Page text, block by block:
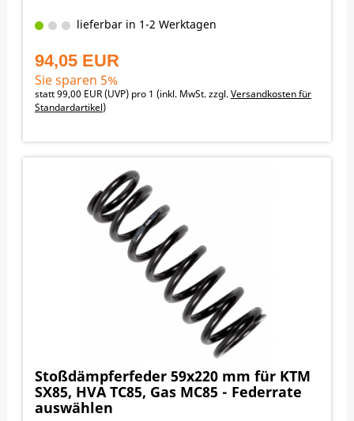
lieferbar in 1-2 Werktagen
94,05 EUR
Sie sparen 5%
statt99,00 EUR(UVP) pro 1 (inkl. MwSt. zzgl.Versandkosten für
Standardartikel)
Stoßdämpferfeder 59x220 mm für KTM
SX85, HVA TC85, Gas MC85 - Federrate
auswählen